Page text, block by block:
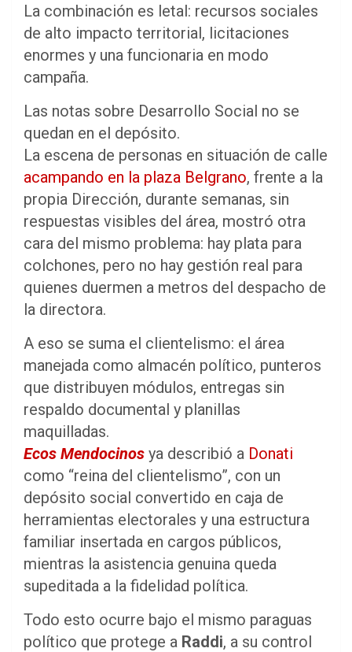
La combinación es letal: recursos sociales
de alto impacto territorial, licitaciones
enormes y una funcionaria en modo
campaña.
Las notas sobre Desarrollo Social no se
quedan en el depósito.
La escena de personas en situación de calle
acampando en la plaza Belgrano, frente a la
propia Dirección, durante semanas, sin
respuestas visibles del área, mostró otra
cara del mismo problema: hay plata para
colchones, pero no hay gestión real para
quienes duermen a metros del despacho de
la directora.
A eso se suma el clientelismo: el área
manejada como almacén político, punteros
que distribuyen módulos, entregas sin
respaldo documental y planillas
maquilladas.
Ecos Mendocinos ya describió a Donati
como “reina del clientelismo”, con un
depósito social convertido en caja de
herramientas electorales y una estructura
familiar insertada en cargos públicos,
mientras la asistencia genuina queda
supeditada a la fidelidad política.
Todo esto ocurre bajo el mismo paraguas
político que protege a Raddi, a su control